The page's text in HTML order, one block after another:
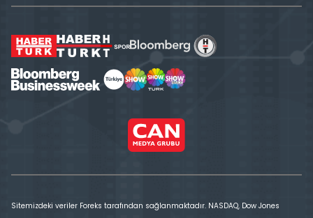
Sitemizdeki veriler Foreks tarafından sağlanmaktadır. NASDAQ, Dow Jones